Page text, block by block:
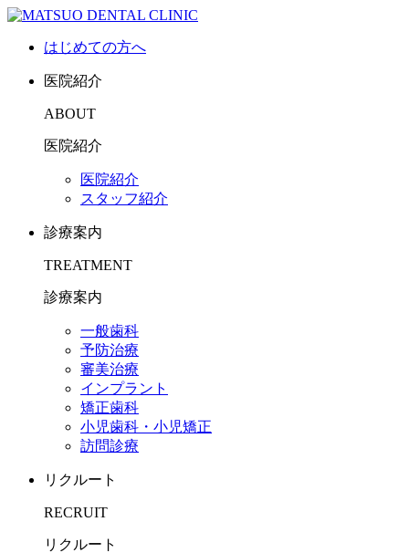
はじめての方へ
医院紹介
ABOUT
医院紹介
医院紹介
スタッフ紹介
診療案内
TREATMENT
診療案内
一般歯科
予防治療
審美治療
インプラント
矯正歯科
小児歯科・小児矯正
訪問診療
リクルート
RECRUIT
リクルート